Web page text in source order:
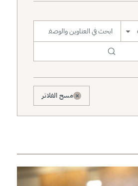
× مسح الفلاتر